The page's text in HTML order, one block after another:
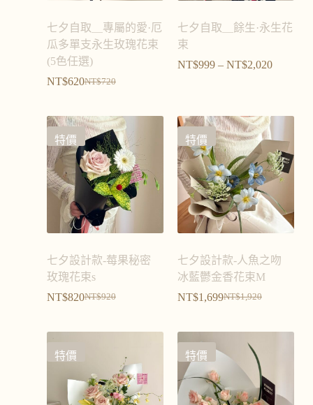
七夕自取＿專屬的愛·厄
瓜多單支永生玫瑰花束
(5色任選)
NT$720
NT$620
七夕自取＿餘生·永生花
束
NT$999 – NT$2,020
特價
七夕設計款-莓果秘密
玫瑰花束s
NT$920
NT$820
特價
七夕設計款-人魚之吻
冰藍鬱金香花束M
NT$1,920
NT$1,699
特價 特價